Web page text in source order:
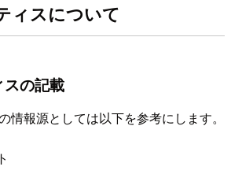
ィスについて
の記載
情報源としては以下を参考にします。